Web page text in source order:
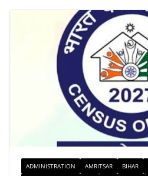
ADMINISTRATION AMRITSAR BIHAR